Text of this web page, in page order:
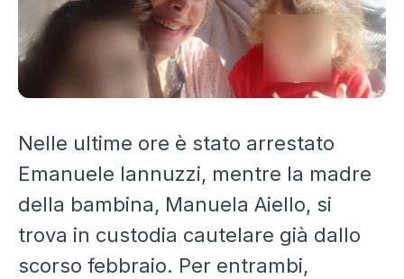
Nelle ultime ore è stato arrestato
Emanuele Iannuzzi, mentre la madre
della bambina, Manuela Aiello, si
trova in custodia cautelare già dallo
scorso febbraio. Per entrambi,